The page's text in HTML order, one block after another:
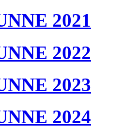
2021
2022
2023
2024